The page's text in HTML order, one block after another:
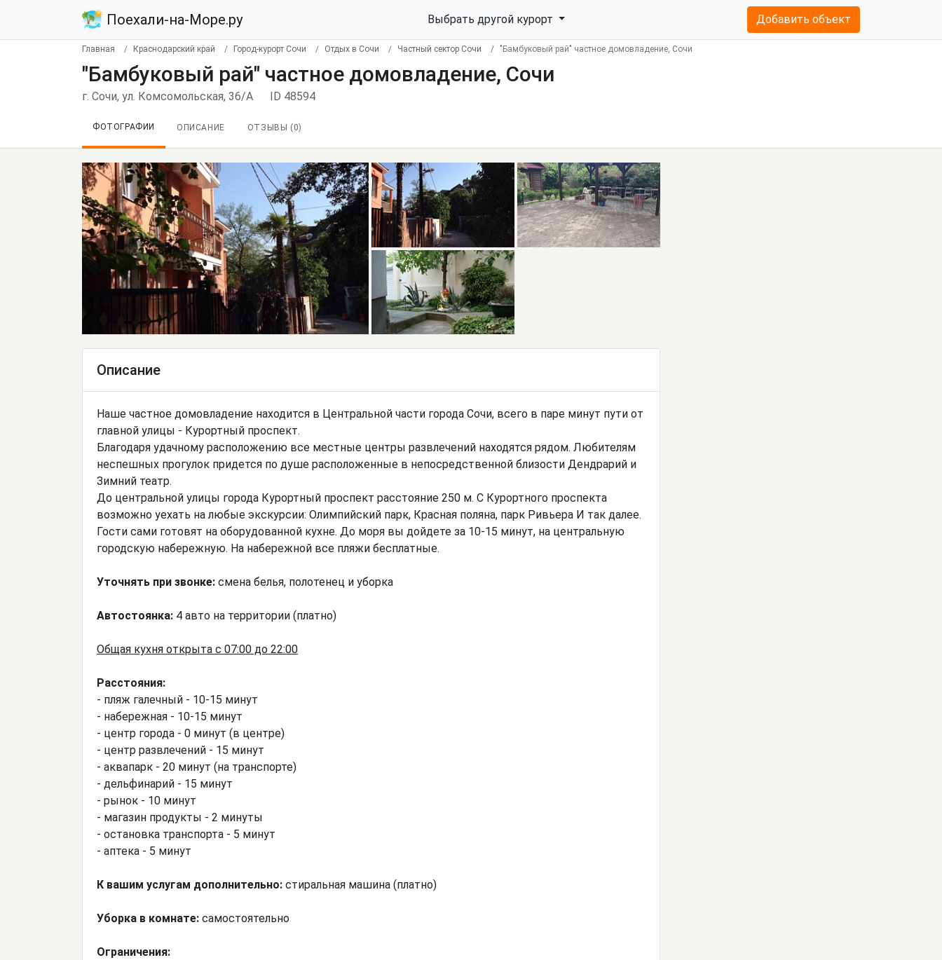
Поехали-на-Море.ру Выбрать другой курорт Добавить объект
Главная Краснодарский край Город-курорт Сочи Отдых в Сочи Частный сектор Сочи "Бамбуковый рай" частное домовладение, Сочи
"Бамбуковый рай" частное домовладение, Сочи
г. Сочи, ул. Комсомольская, 36/А ID 48594
ФОТОГРАФИИ ОПИСАНИЕ ОТЗЫВЫ ( 0)
Описание
Наше частное домовладение находится в Центральной части города Сочи, всего в паре минут пути от
главной улицы - Курортный проспект.
Благодаря удачному расположению все местные центры развлечений находятся рядом. Любителям
неспешных прогулок придется по душе расположенные в непосредственной близости Дендрарий и
Зимний театр.
До центральной улицы города Курортный проспект расстояние 250 м. С Курортного проспекта
возможно уехать на любые экскурсии: Олимпийский парк, Красная поляна, парк Ривьера И так далее.
Гости сами готовят на оборудованной кухне. До моря вы дойдете за 10-15 минут, на центральную
городскую набережную. На набережной все пляжи бесплатные.
Уточнять при звонке: смена белья, полотенец и уборка
Автостоянка: 4 авто на территории (платно)
Общая кухня открыта с 07:00 до 22:00
Расстояния:
- пляж галечный - 10-15 минут
- набережная - 10-15 минут
- центр города - 0 минут (в центре)
- центр развлечений - 15 минут
- аквапарк - 20 минут (на транспорте)
- дельфинарий - 15 минут
- рынок - 10 минут
- магазин продукты - 2 минуты
- остановка транспорта - 5 минут
- аптека - 5 минут
К вашим услугам дополнительно: стиральная машина (платно)
Уборка в комнате: самостоятельно
Ограничения: